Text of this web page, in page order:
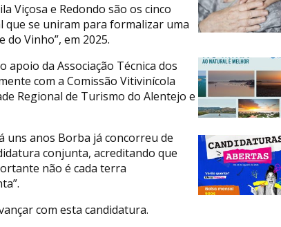
Viçosa e Redondo são os cinco
que se uniram para formalizar uma
do Vinho”, em 2025.
apoio da Associação Técnica dos
com a Comissão Vitivinícola
Regional de Turismo do Alentejo e
uns anos Borba já concorreu de
conjunta, acreditando que
não é cada terra
com esta candidatura.